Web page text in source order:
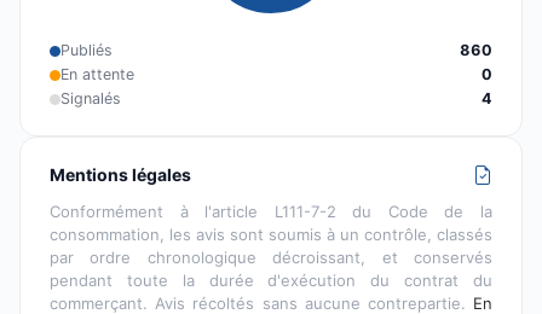
Publiés
860
En attente
0
Signalés
4
Mentions légales
Conformément à l'article L111-7-2 du Code de la
consommation, les avis sont soumis à un contrôle, classés
par ordre chronologique décroissant, et conservés
pendant toute la durée d'exécution du contrat du
commerçant. Avis récoltés sans aucune contrepartie. En